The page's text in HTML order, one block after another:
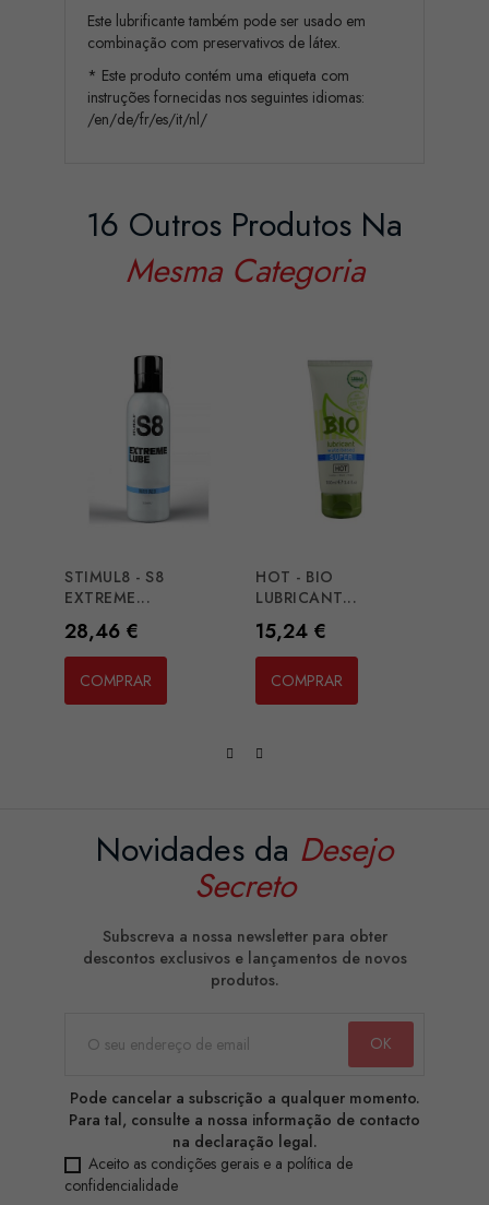
Este lubrificante também pode ser usado em
combinação com preservativos de látex.
* Este produto contém uma etiqueta com
instruções fornecidas nos seguintes idiomas:
/en/de/fr/es/it/nl/
16 Outros Produtos Na
Mesma Categoria
STIMUL8 - S8
EXTREME...
Preço
28,46 €
COMPRAR
HOT - BIO
LUBRICANT...
Preço
15,24 €
COMPRAR
Novidades da Desejo
Secreto
Subscreva a nossa newsletter para obter
descontos exclusivos e lançamentos de novos
produtos.
Pode cancelar a subscrição a qualquer momento.
Para tal, consulte a nossa informação de contacto
na declaração legal.
Aceito as condições gerais e a política de
confidencialidade